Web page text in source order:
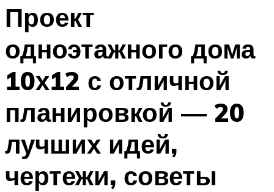
Проект
одноэтажного дома
10х12 с отличной
планировкой — 20
лучших идей,
чертежи, советы